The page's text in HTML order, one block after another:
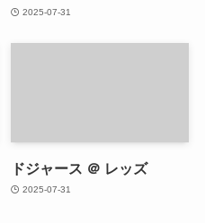
2025-07-31
ドジャース ＠ レッズ
2025-07-31